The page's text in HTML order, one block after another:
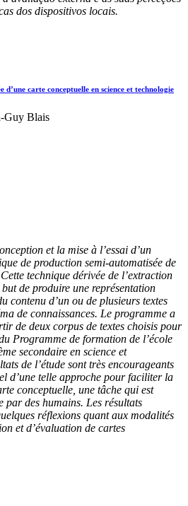
dos dispositivos locais.
d’une carte conceptuelle en science et technologie
Guy Blais
et la mise à l’essai d’un
de production semi-automatisée de
technique dérivée de l’extraction
de produire une représentation
contenu d’un ou de plusieurs textes
de connaissances. Le programme a
de deux corpus de textes choisis pour
Programme de formation de l’école
secondaire en science et
de l’étude sont très encourageants
d’une telle approche pour faciliter la
conceptuelle, une tâche qui est
par des humains. Les résultats
réflexions quant aux modalités
et d’évaluation de cartes